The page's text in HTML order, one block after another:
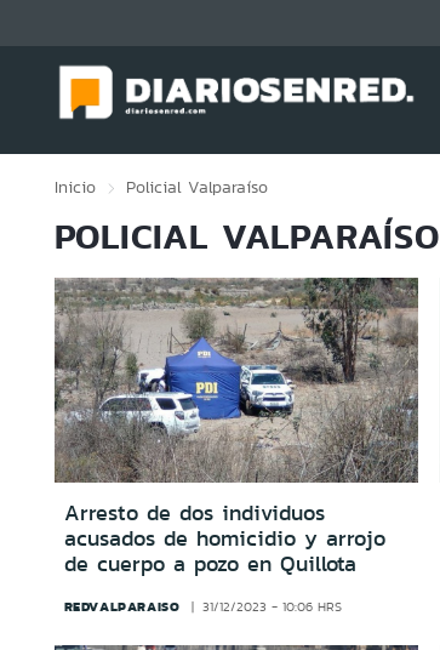
Inicio Policial Valparaíso
POLICIAL VALPARAÍSO
Arresto de dos individuos
acusados de homicidio y arrojo
de cuerpo a pozo en Quillota
REDVALPARAISO 31/12/2023 - 10:06 HRS